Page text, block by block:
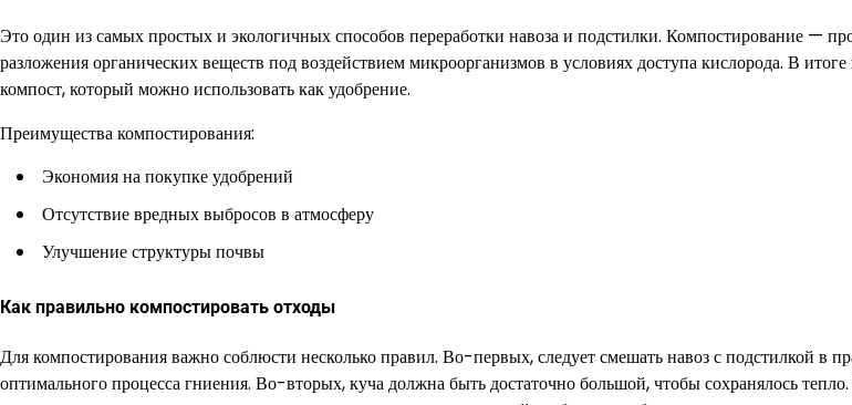
Это один из самых простых и экологичных способов переработки навоза и подстилки. Компостирование —
разложения органических веществ под воздействием микроорганизмов в условиях доступа кислорода. В
компост, который можно использовать как удобрение.
Преимущества компостирования:
Экономия на покупке удобрений
Отсутствие вредных выбросов в атмосферу
Улучшение структуры почвы
Как правильно компостировать отходы
Для компостирования важно соблюсти несколько правил. Во-первых, следует смешать навоз с подстилкой в
оптимального процесса гниения. Во-вторых, куча должна быть достаточно большой, чтобы сохранялось